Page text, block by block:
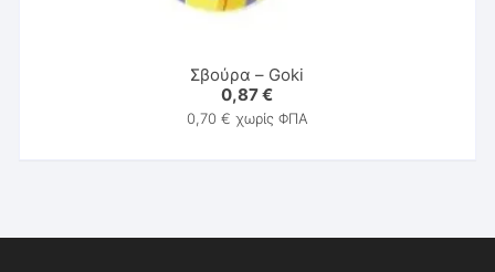
Σβούρα – Goki
0,87€
0,70 € χωρίς ΦΠΑ